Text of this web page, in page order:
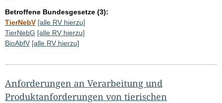
Betroffene Bundesgesetze (3):
TierNebV [alle RV hierzu]
TierNebG [alle RV hierzu]
BioAbfV [alle RV hierzu]
Anforderungen an Verarbeitung und
Produktanforderungen von tierischen